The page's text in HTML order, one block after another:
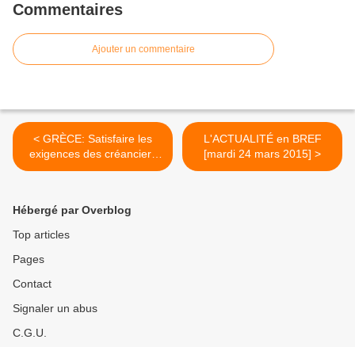
Commentaires
Ajouter un commentaire
< GRÈCE: Satisfaire les
exigences des créanciers
de l’Eurogroupe ou celles la
L'ACTUALITÉ en BREF
[mardi 24 mars 2015] >
Hébergé par Overblog
Top articles
Pages
Contact
Signaler un abus
C.G.U.